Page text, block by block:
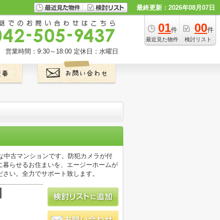
最終更新：2026年08月07日
01件
最近見た物件
00件
検討リスト
営業時間：9:30～18:00 定休日：水曜日
中古マンションです。防犯カメラが付
らせるお住まいを、エージーホームが
い。全力でサポート致します。